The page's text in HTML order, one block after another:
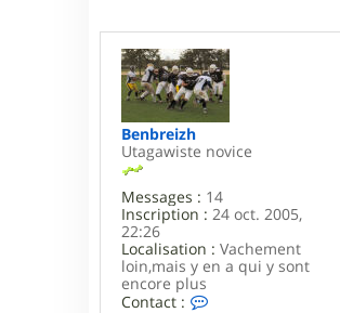
Benbreizh
Utagawiste novice
Messages : 14
Inscription : 24 oct. 2005,
22:26
Localisation : Vachement
loin,mais y en a qui y sont
encore plus
Contact :